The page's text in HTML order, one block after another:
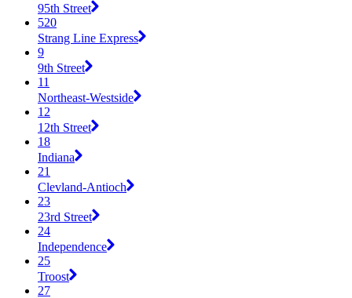
95th Street
520
Strang Line Express
9
9th Street
11
Northeast-Westside
12
12th Street
18
Indiana
21
Clevland-Antioch
23
23rd Street
24
Independence
25
Troost
27